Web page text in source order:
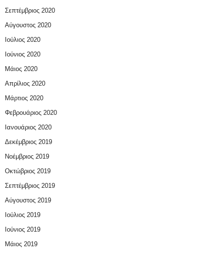
Σεπτέμβριος 2020
Αύγουστος 2020
Ιούλιος 2020
Ιούνιος 2020
Μάιος 2020
Απρίλιος 2020
Μάρτιος 2020
Φεβρουάριος 2020
Ιανουάριος 2020
Δεκέμβριος 2019
Νοέμβριος 2019
Οκτώβριος 2019
Σεπτέμβριος 2019
Αύγουστος 2019
Ιούλιος 2019
Ιούνιος 2019
Μάιος 2019